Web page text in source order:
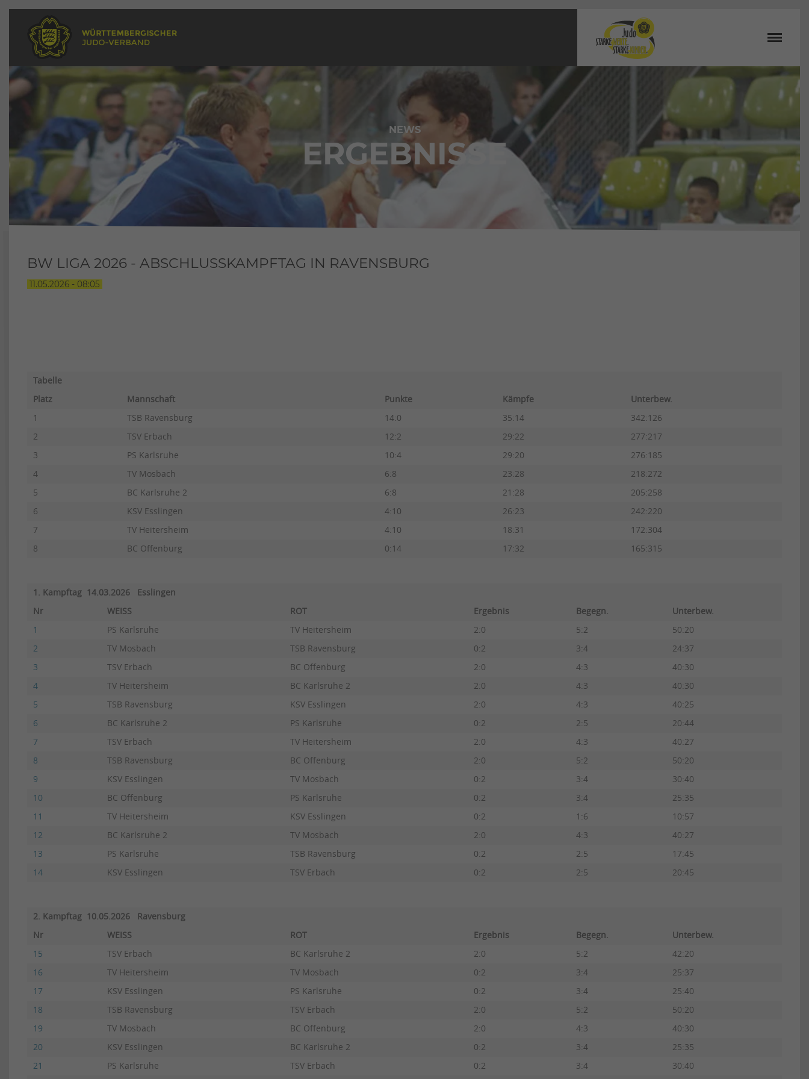
NEWS
ERGEBNISSE
BW LIGA 2026 - ABSCHLUSSKAMPFTAG IN RAVENSBURG
11.05.2026 - 08:05
Tabelle
Platz
Mannschaft Punkte Kämpfe
Unterbew.
1
TSB Ravensburg 14:0 35:14
342:126
2
TSV Erbach 12:2 29:22
277:217
3
PS Karlsruhe 10:4 29:20
276:185
4
TV Mosbach 6:8 23:28
218:272
5
BC Karlsruhe 2 6:8 21:28
205:258
6
KSV Esslingen 4:10 26:23
242:220
7
TV Heitersheim 4:10 18:31
172:304
8
BC Offenburg 0:14 17:32 165:315
1. Kampftag 14.03.2026 Esslingen
Nr
WEISS ROT Ergebnis Begegn.
Unterbew.
1
PS Karlsruhe TV Heitersheim 2:0 5:2
50:20
2
TV Mosbach TSB Ravensburg 0:2 3:4
24:37
3
TSV Erbach BC Offenburg 2:0 4:3
40:30
4
TV Heitersheim BC Karlsruhe 2 2:0 4:3
40:30
5
TSB Ravensburg KSV Esslingen 2:0 4:3
40:25
6
BC Karlsruhe 2 PS Karlsruhe 0:2 2:5
20:44
7
TSV Erbach TV Heitersheim 2:0 4:3
40:27
8
TSB Ravensburg BC Offenburg 2:0 5:2
50:20
9
KSV Esslingen TV Mosbach 0:2 3:4
30:40
10
BC Offenburg PS Karlsruhe 0:2 3:4
25:35
11
TV Heitersheim KSV Esslingen 0:2 1:6
10:57
12
BC Karlsruhe 2 TV Mosbach 2:0 4:3
40:27
13
PS Karlsruhe TSB Ravensburg 0:2 2:5
17:45
14
KSV Esslingen TSV Erbach 0:2 2:5 20:45
2. Kampftag 10.05.2026 Ravensburg
Nr
WEISS ROT Ergebnis Begegn.
Unterbew.
15
TSV Erbach BC Karlsruhe 2 2:0 5:2
42:20
16
TV Heitersheim TV Mosbach 0:2 3:4
25:37
17
KSV Esslingen PS Karlsruhe 0:2 3:4
25:40
18
TSB Ravensburg TSV Erbach 2:0 5:2
50:20
19
TV Mosbach BC Offenburg 2:0 4:3
40:30
20
KSV Esslingen BC Karlsruhe 2 0:2 3:4
25:35
21
PS Karlsruhe TSV Erbach 0:2 3:4
30:40